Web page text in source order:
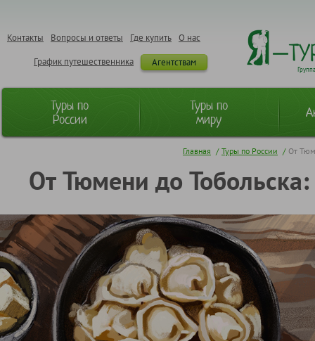
О нас
Где купить
Вопросы и ответы
Контакты
Агентствам
График путешественника
Туры по
России
Туры по
миру
Главная / Туры по России / От
От Тюмени до